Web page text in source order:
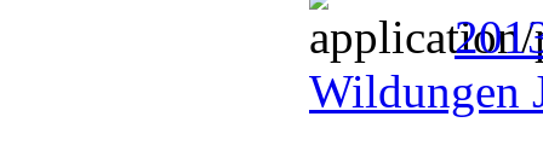
Wildungen